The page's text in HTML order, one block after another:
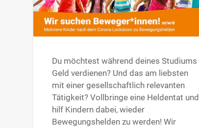
Du möchtest während deines Studiums
Geld verdienen? Und das am liebsten
mit einer gesellschaftlich relevanten
Tätigkeit? Vollbringe eine Heldentat und
hilf Kindern dabei, wieder
Bewegungshelden zu werden! Wir